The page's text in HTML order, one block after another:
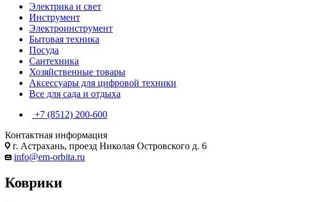
Электрика и свет
Инструмент
Электроинструмент
Бытовая техника
Посуда
Сантехника
Хозяйственные товары
Аксессуары для цифровой техники
Все для сада и отдыха
+7 (8512) 200-600
Контактная информация
г. Астрахань, проезд Николая Островского д. 6
info@em-orbita.ru
Коврики